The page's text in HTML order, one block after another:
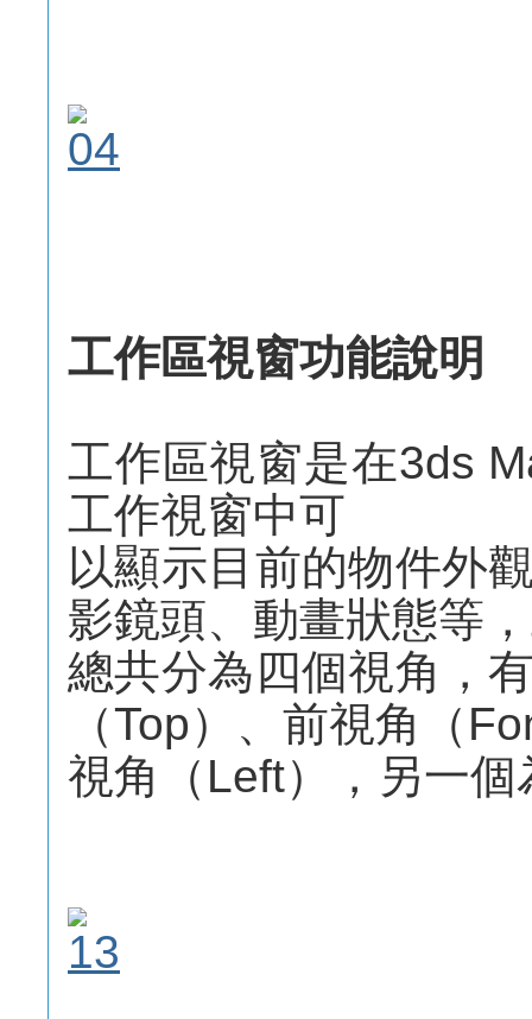
工作區視窗功能說明
工作區視窗是在3ds
工作視窗中可
以顯示目前的物件外
影鏡頭、動畫狀態等
總共分為四個視角，
（Top）、前視角（
視角（Left），另一